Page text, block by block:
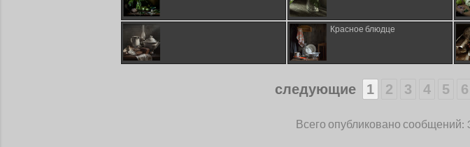
Красное блюдце
следующие 1 2 3 4 5 6
Всего опубликовано сообщений: